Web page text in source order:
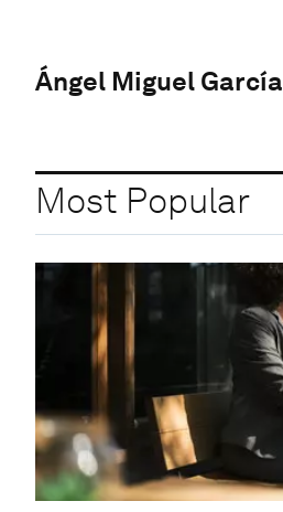
Ángel Miguel García
Most Popular